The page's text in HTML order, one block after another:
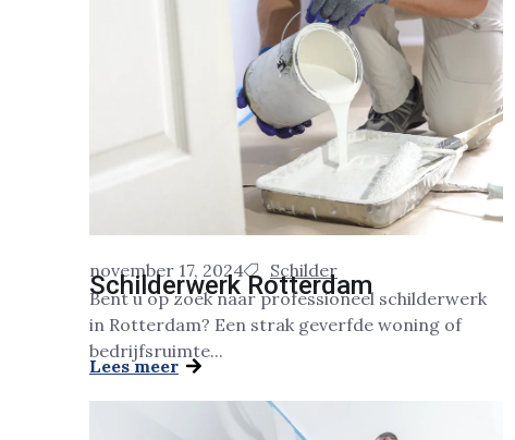
november 17, 2024 Schilder
Schilderwerk Rotterdam
Bent u op zoek naar professioneel schilderwerk
in Rotterdam? Een strak geverfde woning of
bedrijfsruimte...
Lees meer